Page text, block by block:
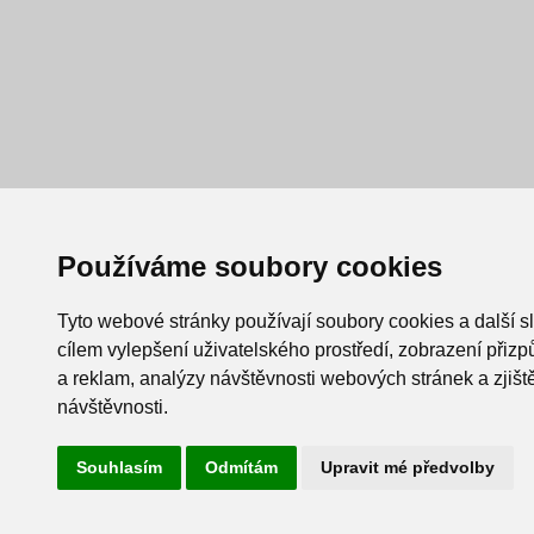
Používáme soubory cookies
Tyto webové stránky používají soubory cookies a další
cílem vylepšení uživatelského prostředí, zobrazení
a reklam, analýzy návštěvnosti webových stránek a
návštěvnosti.
Souhlasím Odmítám Upravit mé předvolby